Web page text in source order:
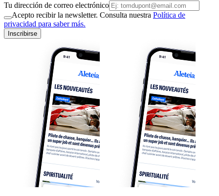
Tu dirección de correo electrónico
Acepto recibir la newsletter. Consulta nuestra Política de
privacidad para saber más.
Inscribirse